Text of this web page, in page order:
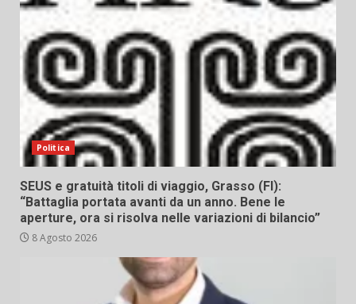
Politica
SEUS e gratuità titoli di viaggio, Grasso (FI):
“Battaglia portata avanti da un anno. Bene le
aperture, ora si risolva nelle variazioni di bilancio”
8 Agosto 2026